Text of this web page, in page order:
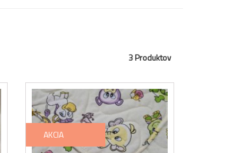
3 Produktov
AKCIA